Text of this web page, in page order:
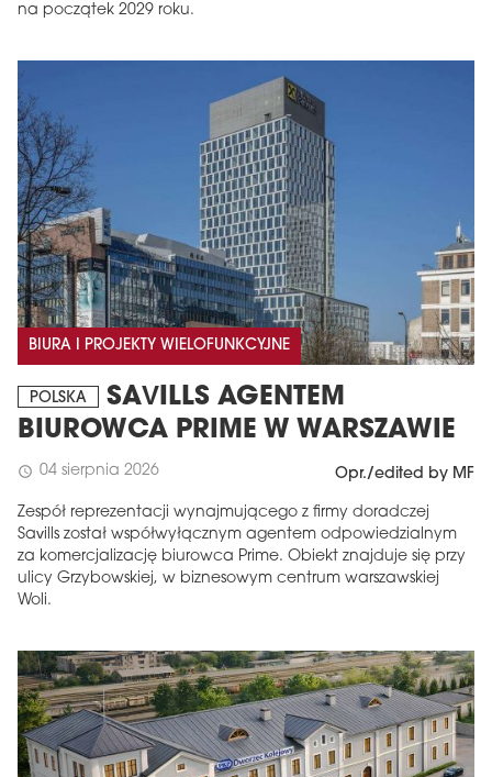
na początek 2029 roku.
BIURA I PROJEKTY WIELOFUNKCYJNE
POLSKA
SAVILLS AGENTEM
BIUROWCA PRIME W WARSZAWIE
schedule 04 sierpnia 2026 Opr./edited by MF
Zespół reprezentacji wynajmującego z firmy doradczej
Savills został współwyłącznym agentem odpowiedzialnym
za komercjalizację biurowca Prime. Obiekt znajduje się przy
ulicy Grzybowskiej, w biznesowym centrum warszawskiej
Woli.